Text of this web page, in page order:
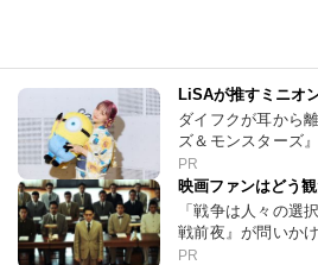
LiSAが推すミニオ
ダイフクが耳から
ズ＆モンスターズ
PR
映画ファンはどう観
「戦争は人々の選
戦前夜』が問いか
PR